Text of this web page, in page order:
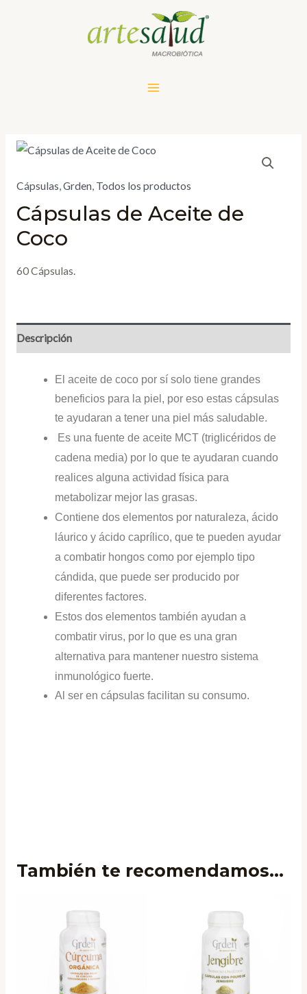
Cápsulas,Grden, Todos los productos
Cápsulas de Aceite de
Coco
60 Cápsulas.
Descripción
El aceite de coco por sí solo tiene grandes
beneficios para la piel, por eso estas cápsulas
te ayudaran a tener una piel más saludable.
Es una fuente de aceite MCT (triglicéridos de
cadena media) por lo que te ayudaran cuando
realices alguna actividad física para
metabolizar mejor las grasas.
Contiene dos elementos por naturaleza, ácido
láurico y ácido caprílico, que te pueden ayudar
a combatir hongos como por ejemplo tipo
cándida, que puede ser producido por
diferentes factores.
Estos dos elementos también ayudan a
combatir virus, por lo que es una gran
alternativa para mantener nuestro sistema
inmunológico fuerte.
Al ser en cápsulas facilitan su consumo.
También te recomendamos…